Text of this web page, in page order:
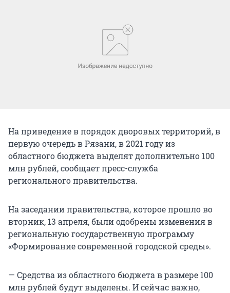
На приведение в порядок дворовых территорий, в
первую очередь в Рязани, в 2021 году из
областного бюджета выделят дополнительно 100
млн рублей, сообщает пресс-служба
регионального правительства.
На заседании правительства, которое прошло во
вторник, 13 апреля, были одобрены изменения в
региональную государственную программу
«Формирование современной городской среды».
— Средства из областного бюджета в размере 100
млн рублей будут выделены. И сейчас важно,